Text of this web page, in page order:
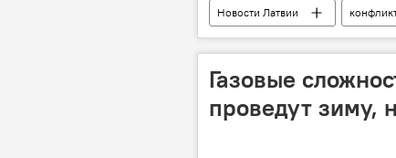
Новости Латвии
Газовые
проведут зиму,